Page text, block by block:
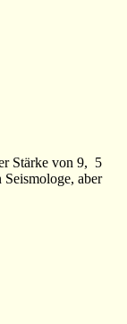
Stärke von 9, 5
aber